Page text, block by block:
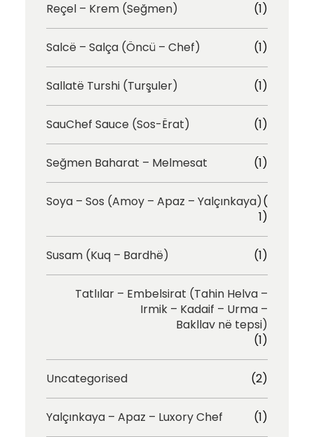
Reçel – Krem (Seğmen) (1)
Salcë – Salça (Öncü – Chef) (1)
Sallatë Turshi (Turşuler) (1)
SauChef Sauce (Sos-Ërat) (1)
Seğmen Baharat – Melmesat (1)
Soya – Sos (Amoy – Apaz – Yalçınkaya)(
1)
Susam (Kuq – Bardhë) (1)
Tatlılar – Embelsirat (Tahin Helva –
Irmik – Kadaif – Urma –
Bakllav në tepsi)
(1)
Uncategorised (2)
Yalçınkaya – Apaz – Luxory Chef (1)